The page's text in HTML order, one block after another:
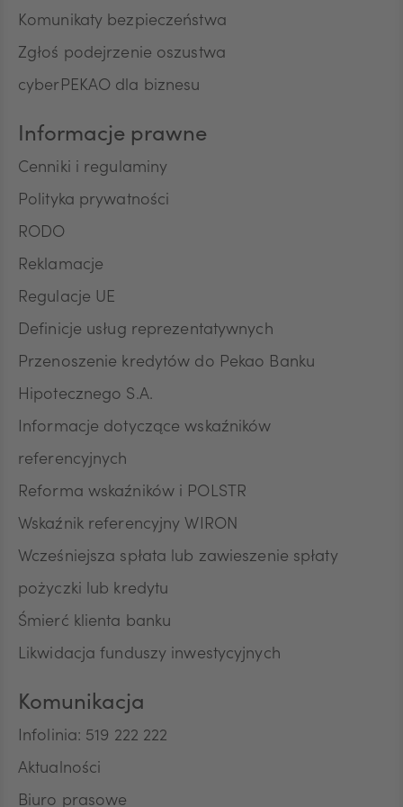
o charakterze marketingowym oraz używania
przez Bank automatycznych systemów
wywołujących w celu marketingu bezpośredniego.
Na podstawie niniejszej zgody mogą być
Pana/Pani danych osobowych: identyfikacyjne,
teleadresowe, dotyczące sytuacji ekonomicznej,
poziomu wykształcenia oraz posiadanych
dobrowolnie i oświadczam, że zostałem/am/
wycofanie zgody nie wpływa na zgodność z
podstawie zgody przed jej wycofaniem.
Komunikaty bezpieczeństwa
Zgłoś podejrzenie oszustwa
cyberPEKAO dla biznesu
Informacje prawne
Cenniki i regulaminy
Polityka prywatności
RODO
Reklamacje
Regulacje UE
Definicje usług reprezentatywnych
Przenoszenie kredytów do Pekao Banku
Hipotecznego S.A.
Informacje dotyczące wskaźników
referencyjnych
Reforma wskaźników i POLSTR
Wskaźnik referencyjny WIRON
Wcześniejsza spłata lub zawieszenie spłaty
pożyczki lub kredytu
Śmierć klienta banku
Likwidacja funduszy inwestycyjnych
Komunikacja
Infolinia: 519 222 222
Aktualności
Biuro prasowe